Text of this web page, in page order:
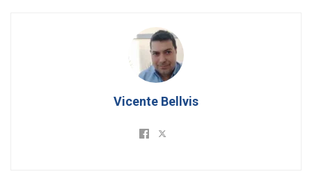
Vicente Bellvis